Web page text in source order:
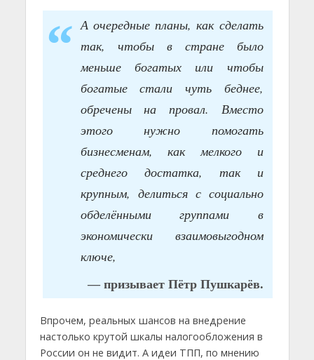
А очередные планы, как сделать
так, чтобы в стране было
меньше богатых или чтобы
богатые стали чуть беднее,
обречены на провал. Вместо
этого нужно помогать
бизнесменам, как мелкого и
среднего достатка, так и
крупным, делиться с социально
обделёнными группами в
экономически взаимовыгодном
ключе,
— призывает Пётр Пушкарёв.
Впрочем, реальных шансов на внедрение
настолько крутой шкалы налогообложения в
России он не видит. А идеи ТПП, по мнению